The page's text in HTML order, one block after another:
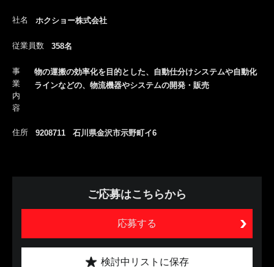
社名 ホクショー株式会社
従業員数 358名
事
業
内
容
物の運搬の効率化を目的とした、自動仕分けシステムや自動化
ラインなどの、物流機器やシステムの開発・販売
住所 9208711 石川県金沢市示野町イ6
ご応募はこちらから
応募する
検討中リストに保存